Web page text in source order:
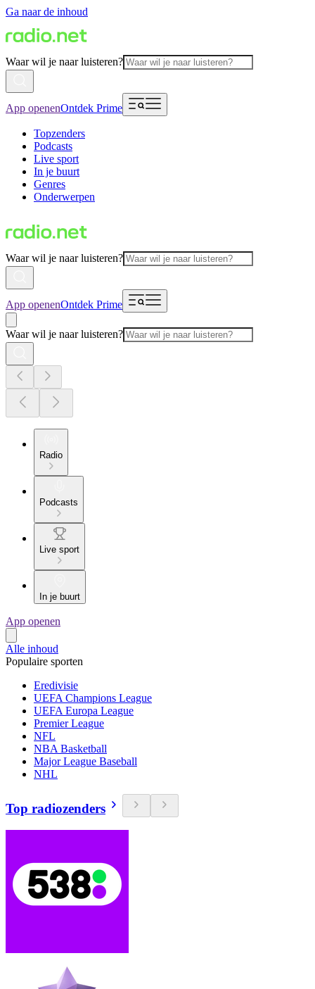
Ga naar de inhoud
Waar wil je naar luisteren?
App openenOntdek Prime
Topzenders
Podcasts
Live sport
In je buurt
Genres
Onderwerpen
Waar wil je naar luisteren?
App openenOntdek Prime
Waar wil je naar luisteren?
Radio
Podcasts
Live sport
In je buurt
App openen
Alle inhoud
Populaire sporten
Eredivisie
UEFA Champions League
UEFA Europa League
Premier League
NFL
NBA Basketball
Major League Baseball
NHL
Top radiozenders